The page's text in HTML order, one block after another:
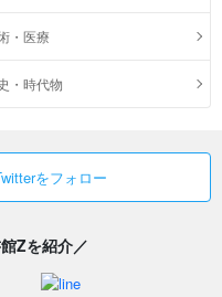
・医療
・時代物
をフォロー
Zを紹介／